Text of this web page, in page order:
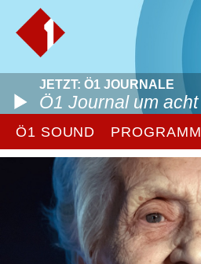
JETZT: Ö1 JOURNALE
Ö1 Journal um acht
Ö1 SOUND PROGRAMM